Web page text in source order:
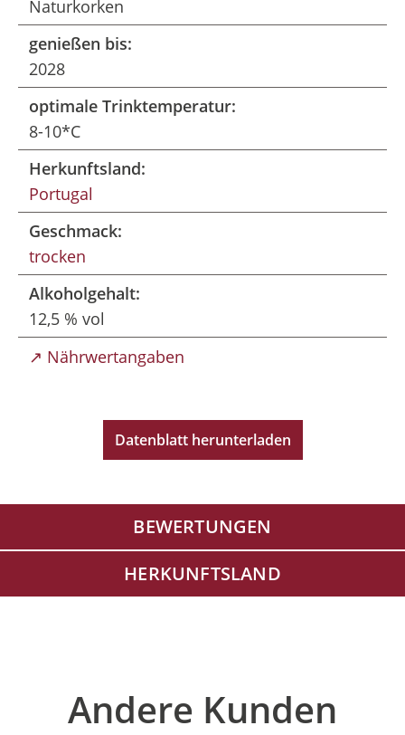
Naturkorken
genießen bis:
2028
optimale Trinktemperatur:
8-10*C
Herkunftsland:
Portugal
Geschmack:
trocken
Alkoholgehalt:
12,5 % vol
↗ Nährwertangaben
Datenblatt herunterladen
BEWERTUNGEN
HERKUNFTSLAND
Andere Kunden